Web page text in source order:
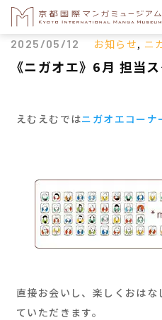
2025/05/12 お知らせ, ニ
《ニガオエ》6月 担当
えむえむではニガオエコーナ
直接お会いし、楽しくおは
ていただきます。